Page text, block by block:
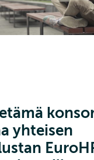
yhteisen